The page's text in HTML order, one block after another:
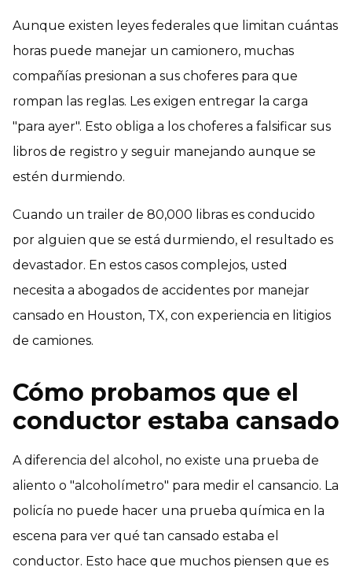
Aunque existen leyes federales que limitan cuántas
horas puede manejar un camionero, muchas
compañías presionan a sus choferes para que
rompan las reglas. Les exigen entregar la carga
"para ayer". Esto obliga a los choferes a falsificar sus
libros de registro y seguir manejando aunque se
estén durmiendo.
Cuando un trailer de 80,000 libras es conducido
por alguien que se está durmiendo, el resultado es
devastador. En estos casos complejos, usted
necesita a abogados de accidentes por manejar
cansado en Houston, TX, con experiencia en litigios
de camiones.
Cómo probamos que el
conductor estaba cansado
A diferencia del alcohol, no existe una prueba de
aliento o "alcoholímetro" para medir el cansancio. La
policía no puede hacer una prueba química en la
escena para ver qué tan cansado estaba el
conductor. Esto hace que muchos piensen que es